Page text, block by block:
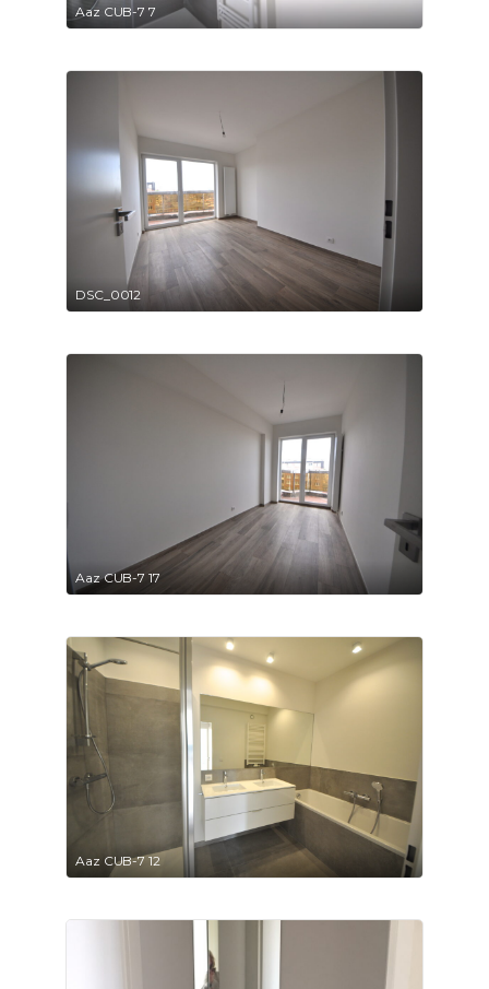
Aaz CUB-7 7
DSC_0012
Aaz CUB-7 17
Aaz CUB-7 12